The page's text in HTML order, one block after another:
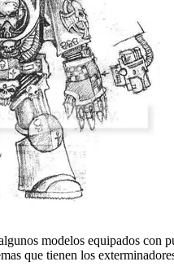
modelos equipados con
que tienen los